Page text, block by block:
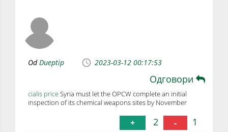
OdDueptip 2023-03-12 00:17:53
Одговори
cialis priceSyria must let the OPCW complete an initial
inspection of its chemical weapons sites by November
+ 2 - 1